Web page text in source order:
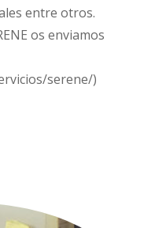
entre otros.
os enviamos
serene/)